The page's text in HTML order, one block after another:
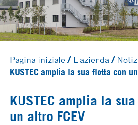
Pagina iniziale L'azienda
KUSTEC amplia la sua flotta con
KUSTEC amplia la
un altro FCEV